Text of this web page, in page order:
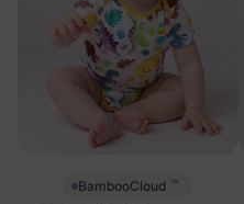
BambooCloud ™